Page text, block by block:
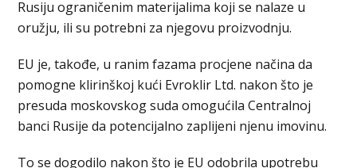
Rusiju ograničenim materijalima koji se nalaze u
oružju, ili su potrebni za njegovu proizvodnju.
EU je, takođe, u ranim fazama procјene načina da
pomogne klirinškoj kući Evroklir Ltd. nakon što je
presuda moskovskog suda omogućila Centralnoj
banci Rusije da potencijalno zapliјeni njenu imovinu.
To se dogodilo nakon što je EU odobrila upotrebu